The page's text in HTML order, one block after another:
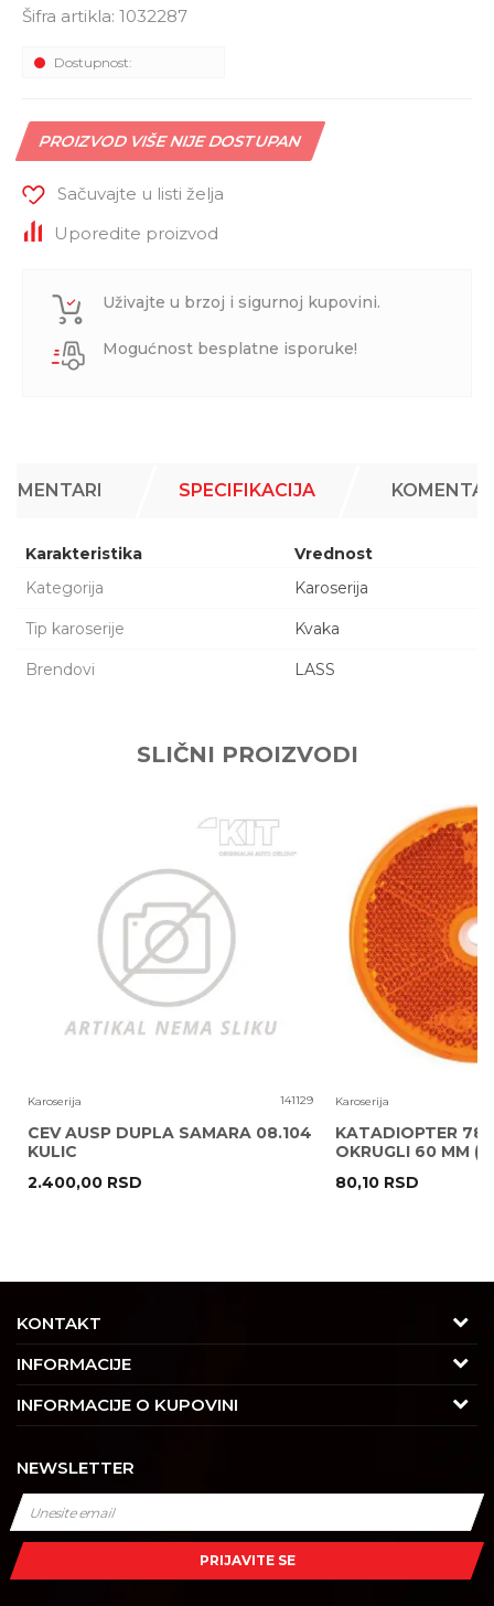
Šifra artikla: 1032287
Dostupnost:
PROIZVOD VIŠE NIJE DOSTUPAN
Sačuvajte u listi želja
Uporedite proizvod
Uživajte u brzoj i sigurnoj kupovini.
Mogućnost besplatne isporuke!
SPECIFIKACIJA
Karakteristika
Vrednost
Kategorija
Karoserija
Tip karoserije Kvaka
Brendovi LASS
POŠALJI
SLIČNI PROIZVODI
Karoserija 141129
CEV AUSP DUPLA SAMARA 08.104
KULIC
2.400,00 RSD
Karoserija
KATADIOPTER
OKRUGLI 60 MM ( )
80,10 RSD
KONTAKT
Adresa
Trgovačka 7/2, Čukarica
11030 Beograd, Srbija
Radno vreme
Radnim danom: 08-16h
Subotom: 08-14h
INFORMACIJE
O nama
Saradnja
Kontakt
Najčešća pitanja
Dobavljači
INFORMACIJE O KUPOVINI
Izjava o privatnosti i sigurnosti podataka
Kako kupiti
Isporuka
Načini plaćanja
NEWSLETTER
PRIJAVITE SE